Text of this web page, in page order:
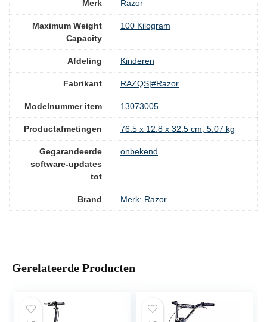
Merk ‎Razor
Maximum Weight
Capacity
‎100 Kilogram
Afdeling ‎Kinderen
Fabrikant ‎RAZQS|#Razor
Modelnummer item ‎13073005
Productafmetingen ‎76.5 x 12.8 x 32.5 cm; 5.07 kg
Gegarandeerde
software-updates
tot
‎onbekend
Brand Merk: Razor
Gerelateerde Producten